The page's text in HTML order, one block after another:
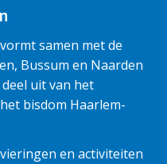
samen met de
Bussum en Naarden
uit van het
bisdom Haarlem-
en activiteiten